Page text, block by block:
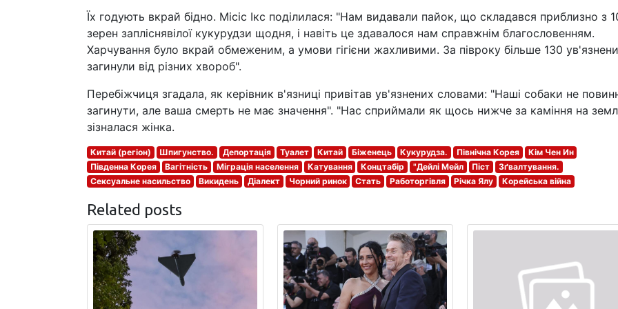
Їх годують вкрай бідно. Місіс Ікс поділилася: "Нам видавали пайок, що складався приблизно з
зерен запліснявілої кукурудзи щодня, і навіть це здавалося нам справжнім благословенням.
Харчування було вкрай обмеженим, а умови гігієни жахливими. За півроку більше 130
загинули від різних хвороб".
Перебіжчиця згадала, як керівник в'язниці привітав ув'язнених словами: "Наші собаки не
загинути, але ваша смерть не має значення". "Нас сприймали як щось нижче за каміння на
зізналася жінка.
Китай (регіон) Шпигунство. Депортація Туалет Китай Біженець Кукурудза. Північна Корея
Кім Чен Ин
Південна Корея
Вагітність Міграція населення Катування Концтабір "Дейлі Мейл Піст
Зґвалтування.
Сексуальне насильство
Викидень Діалект Чорний ринок Стать Работоргівля Річка Ялу Корейська війна
Related posts